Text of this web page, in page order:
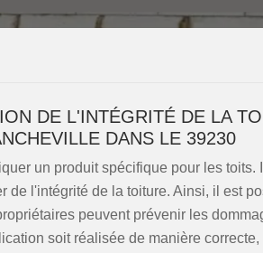
DE L'INTÉGRITÉ DE LA
DANS LE 39230
un produit spécifique pour les
de l'intégrité de la toiture. Ainsi, il est
peuvent prévenir les
soit réalisée de manière